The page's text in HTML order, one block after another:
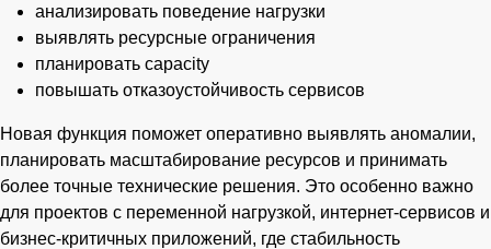
анализировать поведение нагрузки
выявлять ресурсные ограничения
планировать capacity
повышать отказоустойчивость сервисов
Новая функция поможет оперативно выявлять аномалии,
планировать масштабирование ресурсов и принимать
более точные технические решения. Это особенно важно
для проектов с переменной нагрузкой, интернет-сервисов и
бизнес-критичных приложений, где стабильность